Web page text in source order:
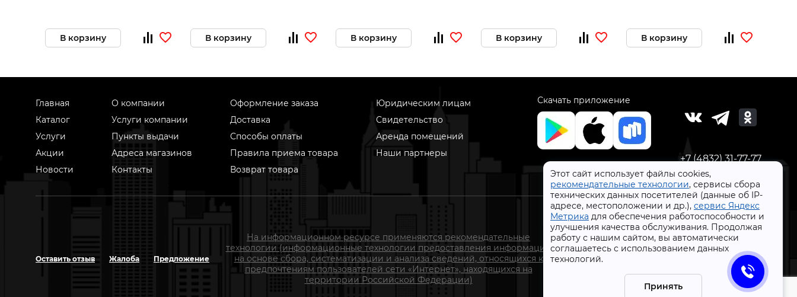
Этот сайт использует файлы cookies,
рекомендательные технологии, сервисы сбора
технических данных посетителей (данные об IP-
адресе, местоположении и др.), сервис Яндекс
Метрика для обеспечения работоспособности и
улучшения качества обслуживания. Продолжая
работу с нашим сайтом, вы автоматически
соглашаетесь с использованием данных
технологий.
Принять
В корзину В корзину В корзину В корзину В корзину
Главная
Каталог
Услуги
Акции
Новости
О компании
Услуги компании
Пункты выдачи
Адреса магазинов
Контакты
Оформление заказа
Доставка
Способы оплаты
Правила приема товара
Возврат товара
Юридическим лицам
Свидетельство
Аренда помещений
Наши партнеры
Скачать приложение
+7 (4832) 31-77-77
Оставить отзыв Жалоба Предложение
На информационном ресурсе применяются рекомендательные
технологии (информационные технологии предоставления информации
на основе сбора, систематизации и анализа сведений, относящихся к
предпочтениям пользователей сети «Интернет», находящихся на
территории Российской Федерации)
СтройлоН 1998-2026 г.
Публичная оферта
Обработка персональных данных
Политика конфиденциальности сервисов Яндекс